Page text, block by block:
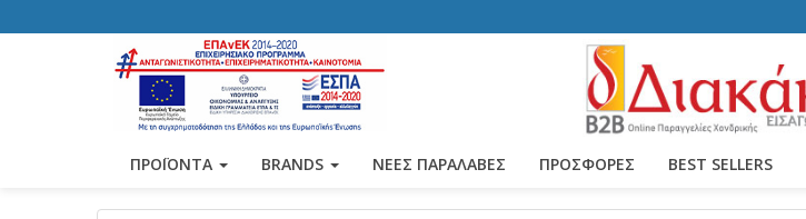
ΠΡΟΪΟΝΤΑ BRANDS ΝΕΕΣ ΠΑΡΑΛΑΒΕΣ ΠΡΟΣΦΟΡΕΣ BEST SELLERS